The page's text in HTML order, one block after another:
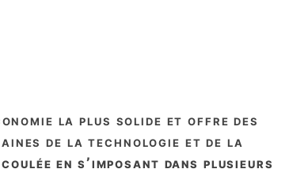
la plus solide et offre des
de la technologie et de la
en s’imposant dans plusieurs